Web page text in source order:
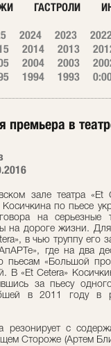
ГАСТРОЛИ
2024 2023
2014 2013
2004 2003
1994 1993
премьера в
зале театра «Et
по пьесе
на
на дороге жизни.
в чью труппу его
где на два
пьесам «Большой
В «Et Cetera»
за пьесу
в 2011 году в
резонирует с
Стороже (Артем